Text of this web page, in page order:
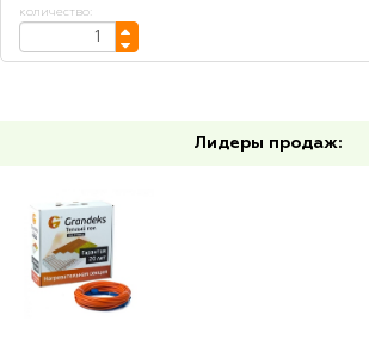
количество:
Лидеры продаж: